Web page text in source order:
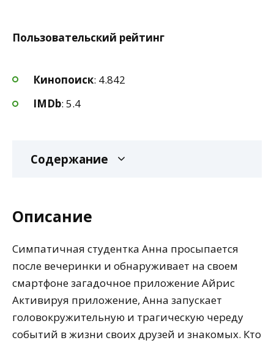
Пользовательский рейтинг
Кинопоиск: 4.842
IMDb: 5.4
Содержание
Описание
Симпатичная студентка Анна просыпается
после вечеринки и обнаруживает на своем
смартфоне загадочное приложение Айрис
Активируя приложение, Анна запускает
головокружительную и трагическую череду
событий в жизни своих друзей и знакомых. Кто